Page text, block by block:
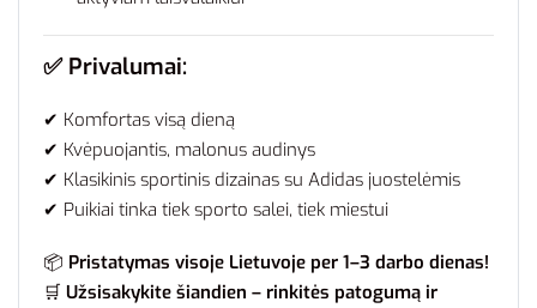
✅ Privalumai:
✔ Komfortas visą dieną
✔ Kvėpuojantis, malonus audinys
✔ Klasikinis sportinis dizainas su Adidas juostelėmis
✔ Puikiai tinka tiek sporto salei, tiek miestui
📦 Pristatymas visoje Lietuvoje per 1–3 darbo dienas!
🛒 Užsisakykite šiandien – rinkitės patogumą ir